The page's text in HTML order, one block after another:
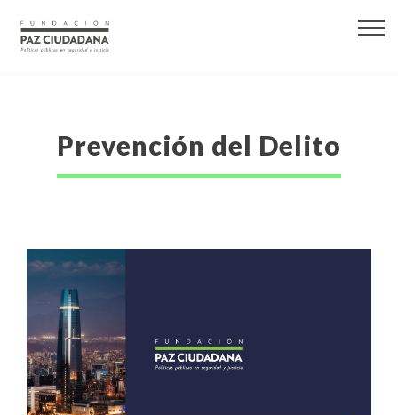
Prevención del Delito